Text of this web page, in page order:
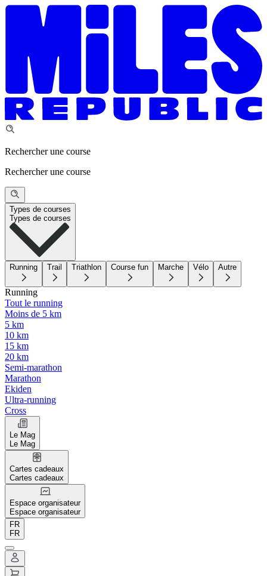
Rechercher une course
Rechercher une course
Types de courses
Types de courses
Running Trail Triathlon Course fun Marche Vélo Autre
Running
Tout le running
Moins de 5 km
5 km
10 km
15 km
20 km
Semi-marathon
Marathon
Ekiden
Ultra-running
Cross
Le Mag
Le Mag
Cartes cadeaux
Cartes cadeaux
Espace organisateur
Espace organisateur
FR
FR